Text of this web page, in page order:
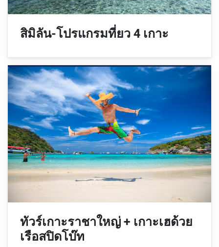
สิมิลัน-โปรแกรมที่ยว 4 เกาะ
ทัวร์เกาะราชาใหญ่ + เกาะเฮด้วย
เรือสปิดโบ๊ท